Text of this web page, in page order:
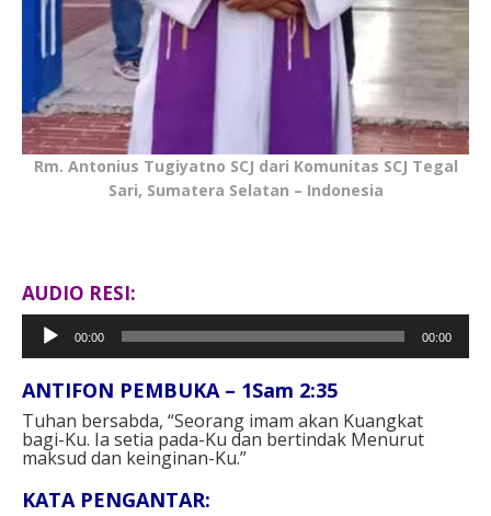
Rm. Antonius Tugiyatno SCJ dari Komunitas SCJ Tegal
Sari, Sumatera Selatan – Indonesia
AUDIO RESI:
Pemutar
Audio
00:00 00:00
ANTIFON PEMBUKA – 1Sam 2:35
Tuhan bersabda, “Seorang imam akan Kuangkat
bagi-Ku. Ia setia pada-Ku dan bertindak Menurut
maksud dan keinginan-Ku.”
KATA PENGANTAR: